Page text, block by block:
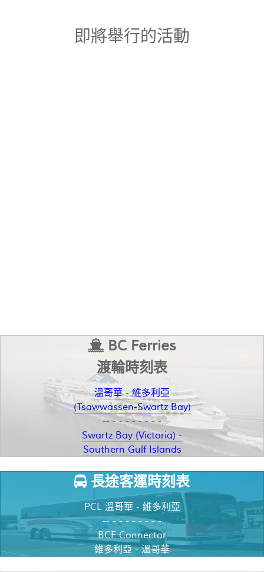
即將舉行的活動
BC Ferries
渡輪時刻表
溫哥華 - 維多利亞
(Tsawwassen-Swartz Bay)
-- - - - - - - - -
Swartz Bay (Victoria) -
Southern Gulf Islands
長途客運時刻表
PCL 溫哥華 - 維多利亞
-- - - - - - - - -
BCF Connector
維多利亞 - 溫哥華